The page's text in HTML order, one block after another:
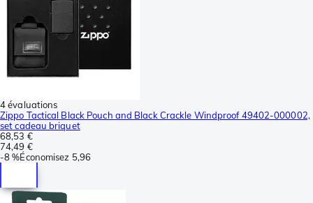
4 évaluations
Zippo Tactical Black Pouch and Black Crackle Windproof 49402-000002,
set cadeau briquet
68,53 €
74,49 €
-8 %Économisez 5,96